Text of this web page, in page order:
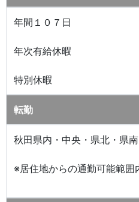
年間１０７日
年次有給休暇
特別休暇
転勤
秋田県内・中央・県北・県
※居住地からの通勤可能範囲